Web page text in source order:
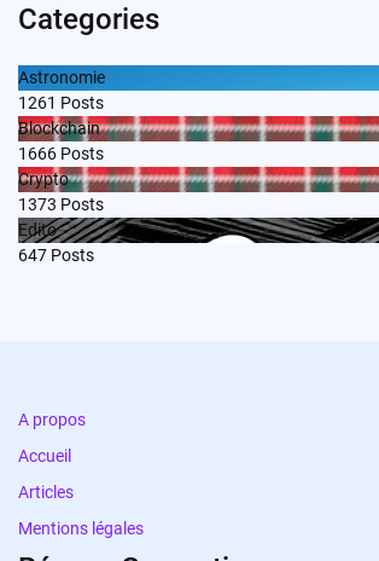
Categories
Astronomie
1261 Posts
Blockchain
1666 Posts
Crypto
1373 Posts
Edito
647 Posts
A propos
Accueil
Articles
Mentions légales